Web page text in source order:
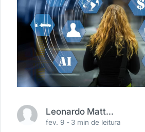
Leonardo Mattos Santos
fev. 9 - 3 min de leitura